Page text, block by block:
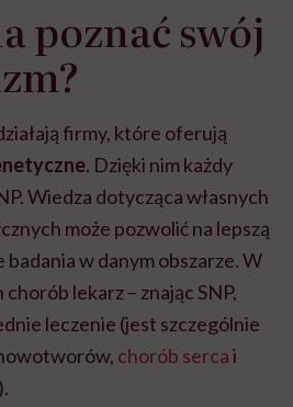
poznać swój
firmy, które oferują
. Dzięki nim każdy
Wiedza dotycząca własnych
może pozwolić na lepszą
w danym obszarze. W
lekarz – znając SNP,
leczenie (jest szczególnie
chorób sercai